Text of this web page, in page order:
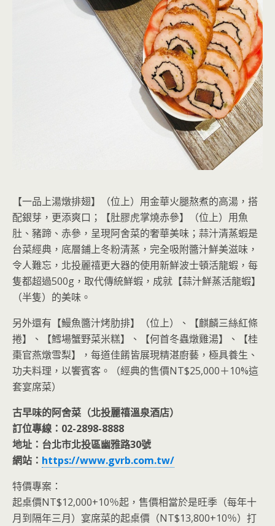
【一品上湯燉排翅】（位上）用金華火腿熬煮的高湯，搭
配銀芽，更添爽口；【肚膠虎掌燒赤參】（位上）用魚
肚、豬蹄、赤參，呈現阿舍菜的奢華美味；蒜汁清蒸蝦是
台菜經典，底層鋪上冬粉清蒸，完全吸附醬汁鮮美滋味，
令人難忘，北投麗禧更大器的使用新鮮波士頓活龍蝦，每
隻都超過500g，取代傳統鮮蝦，成就【蒜汁鮮蒸活龍蝦】
（半隻）的美味。
另外還有【鰻魚醬汁烤肋排】（位上）、【麒麟三絲紅條
捲】、【鱈場蟹野菜米糕】、【何首冬蟲燉雞湯】、【桂
棗官燕燉雪梨】，每道佳餚皆展現精湛廚藝，極具養生、
功夫料理，以饗賓客。（經典的售價NT$25,000＋10%這
套宴席菜）
古早味的阿舍菜（北投麗禧溫泉酒店）
訂位專線：02-2898-8888
地址：台北市北投區幽雅路30號
網站： https://www.gvrb.com.tw/
特價專案：
起桌價NT$12,000+10％起，售價相當於是旺季（每年十
月到隔年三月）宴席菜的起桌價（NT$13,800+10％）打